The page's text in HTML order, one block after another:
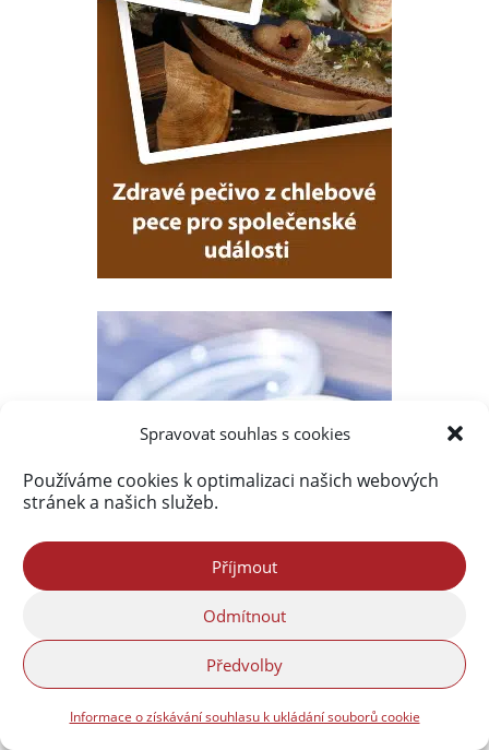
Spravovat souhlas s cookies
Používáme cookies k optimalizaci našich webových
stránek a našich služeb.
Příjmout
Odmítnout
Předvolby
Informace o získávání souhlasu k ukládání souborů cookie